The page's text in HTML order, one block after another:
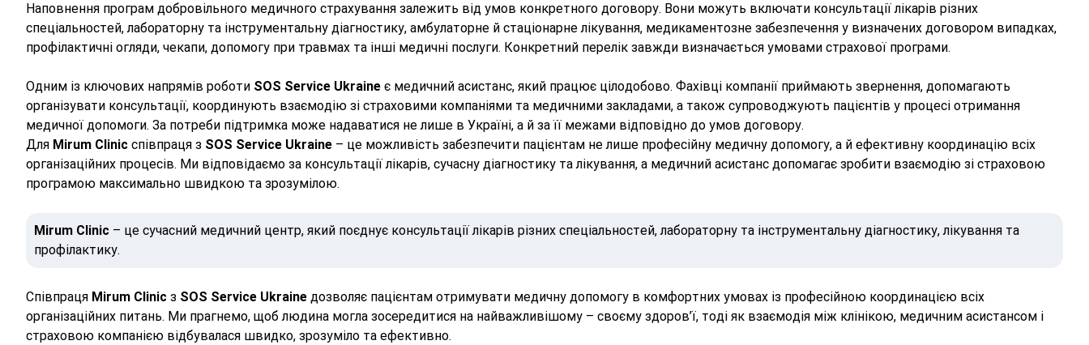
Наповнення програм добровільного медичного страхування залежить від умов конкретного договору. Вони можуть включати консультації лікарів різних
спеціальностей, лабораторну та інструментальну діагностику, амбулаторне й стаціонарне лікування, медикаментозне забезпечення у визначених договором випадках,
профілактичні огляди, чекапи, допомогу при травмах та інші медичні послуги. Конкретний перелік завжди визначається умовами страхової програми.
Одним із ключових напрямів роботи SOS Service Ukraine є медичний асистанс, який працює цілодобово. Фахівці компанії приймають звернення, допомагають
організувати консультації, координують взаємодію зі страховими компаніями та медичними закладами, а також супроводжують пацієнтів у процесі отримання
медичної допомоги. За потреби підтримка може надаватися не лише в Україні, а й за її межами відповідно до умов договору.
Для Mirum Clinic співпраця з SOS Service Ukraine – це можливість забезпечити пацієнтам не лише професійну медичну допомогу, а й ефективну координацію всіх
організаційних процесів. Ми відповідаємо за консультації лікарів, сучасну діагностику та лікування, а медичний асистанс допомагає зробити взаємодію зі страховою
програмою максимально швидкою та зрозумілою.
Mirum Clinic – це сучасний медичний центр, який поєднує консультації лікарів різних спеціальностей, лабораторну та інструментальну діагностику, лікування та
профілактику.
Співпраця Mirum Clinic з SOS Service Ukraine дозволяє пацієнтам отримувати медичну допомогу в комфортних умовах із професійною координацією всіх
організаційних питань. Ми прагнемо, щоб людина могла зосередитися на найважливішому – своєму здоров’ї, тоді як взаємодія між клінікою, медичним асистансом і
страховою компанією відбувалася швидко, зрозуміло та ефективно.